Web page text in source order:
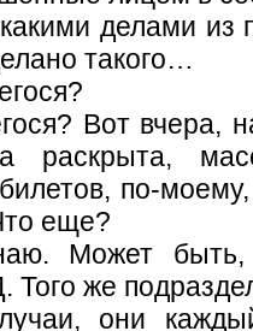
делами из
такого…
Вот вчера,
раскрыта,
по-
еще?
Может быть,
Того же
они